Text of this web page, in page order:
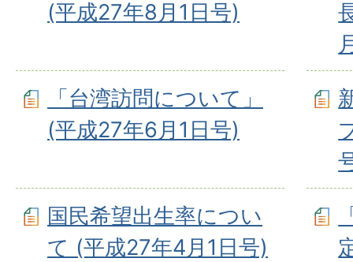
(平成27年8月1日号)
「台湾訪問について」
(平成27年6月1日号)
国民希望出生率につい
て (平成27年4月1日号)